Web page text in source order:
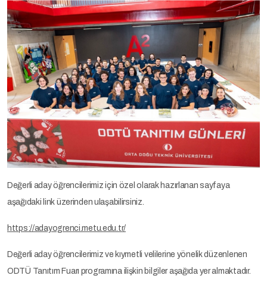
Değerli aday öğrencilerimiz için özel olarak hazırlanan sayfaya
aşağıdaki link üzerinden ulaşabilirsiniz.
https://adayogrenci.metu.edu.tr/
Değerli aday öğrencilerimiz ve kıymetli velilerine yönelik düzenlenen
ODTÜ Tanıtım Fuarı programına ilişkin bilgiler aşağıda yer almaktadır.